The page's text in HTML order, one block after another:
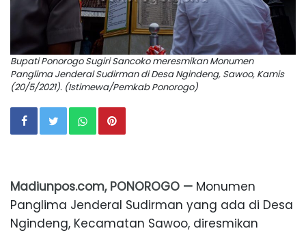
Bupati Ponorogo Sugiri Sancoko meresmikan Monumen
Panglima Jenderal Sudirman di Desa Ngindeng, Sawoo, Kamis
(20/5/2021). (Istimewa/Pemkab Ponorogo)
Madiunpos.com, PONOROGO — Monumen
Panglima Jenderal Sudirman yang ada di Desa
Ngindeng, Kecamatan Sawoo, diresmikan